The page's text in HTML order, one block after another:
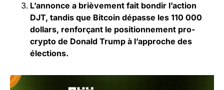
L’annonce a brièvement fait bondir l’action
DJT, tandis que Bitcoin dépasse les 110 000
dollars, renforçant le positionnement pro-
crypto de Donald Trump à l’approche des
élections.